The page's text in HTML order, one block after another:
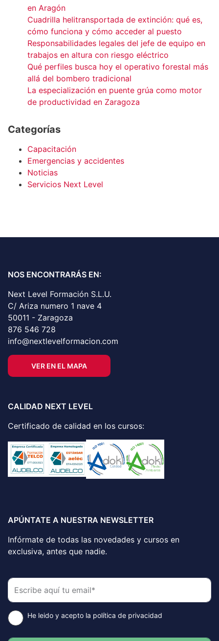
en Aragón
Cuadrilla helitransportada de extinción: qué es,
cómo funciona y cómo acceder al puesto
Responsabilidades legales del jefe de equipo en
trabajos en altura con riesgo eléctrico
Qué perfiles busca hoy el operativo forestal más
allá del bombero tradicional
La especialización en puente grúa como motor
de productividad en Zaragoza
Categorías
Capacitación
Emergencias y accidentes
Noticias
Servicios Next Level
NOS ENCONTRARÁS EN:
Next Level Formación S.L.U.
C/ Ariza numero 1 nave 4
50011 - Zaragoza
876 546 728
info@nextlevelformacion.com
VER EN EL MAPA
CALIDAD NEXT LEVEL
Certificado de calidad en los cursos:
APÚNTATE A NUESTRA NEWSLETTER
Infórmate de todas las novedades y cursos en
exclusiva, antes que nadie.
He leido y acepto la política de privacidad